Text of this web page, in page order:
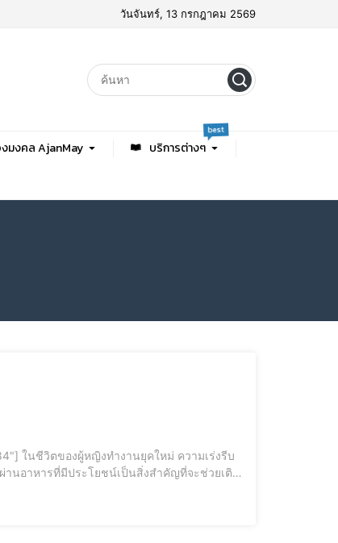
วันจันทร์, 13 กรกฎาคม 2569
มงคล AjanMay บริการต่างๆ
best
นอาหารที่มีประโยชน์เป็นสิ่งสำคัญที่จะช่วยเติม